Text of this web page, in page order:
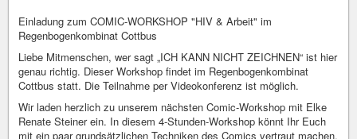
Einladung zum COMIC-WORKSHOP "HIV & Arbeit" im
Regenbogenkombinat Cottbus
Liebe Mitmenschen, wer sagt „ICH KANN NICHT ZEICHNEN“ ist hier
genau richtig. Dieser Workshop findet im Regenbogenkombinat
Cottbus statt. Die Teilnahme per Videokonferenz ist möglich.
Wir laden herzlich zu unserem nächsten Comic-Workshop mit Elke
Renate Steiner ein. In diesem 4-Stunden-Workshop könnt Ihr Euch
mit ein paar grundsätzlichen Techniken des Comics vertraut machen,